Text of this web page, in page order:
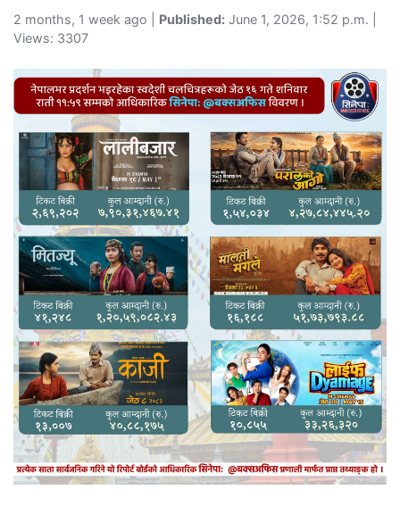
2 months, 1 week ago | Published: June 1, 2026, 1:52 p.m. |
Views: 3307